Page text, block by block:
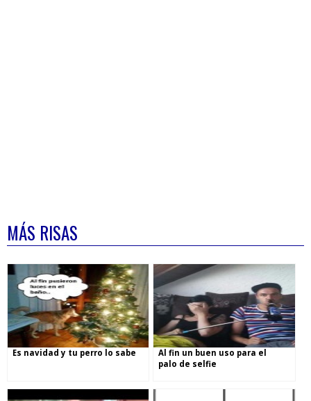
MÁS RISAS
Es navidad y tu perro lo sabe
Al fin un buen uso para el
palo de selfie